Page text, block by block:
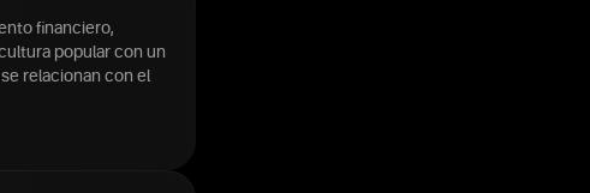
financiero,
popular con un
relacionan con el